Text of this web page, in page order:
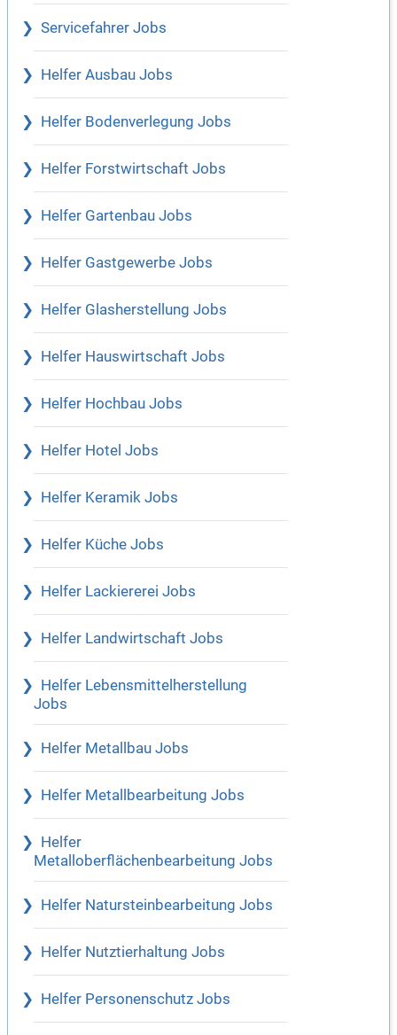
Servicefahrer Jobs
Helfer Ausbau Jobs
Helfer Bodenverlegung Jobs
Helfer Forstwirtschaft Jobs
Helfer Gartenbau Jobs
Helfer Gastgewerbe Jobs
Helfer Glasherstellung Jobs
Helfer Hauswirtschaft Jobs
Helfer Hochbau Jobs
Helfer Hotel Jobs
Helfer Keramik Jobs
Helfer Küche Jobs
Helfer Lackiererei Jobs
Helfer Landwirtschaft Jobs
Helfer Lebensmittelherstellung
Jobs
Helfer Metallbau Jobs
Helfer Metallbearbeitung Jobs
Helfer
Metalloberflächenbearbeitung Jobs
Helfer Natursteinbearbeitung Jobs
Helfer Nutztierhaltung Jobs
Helfer Personenschutz Jobs